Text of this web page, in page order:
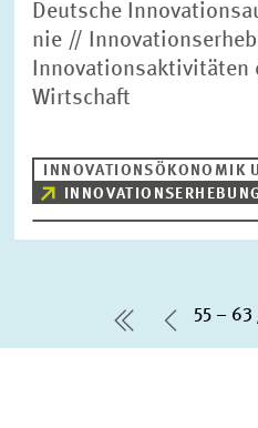
Deutsche
nie //
Innovationsaktivitäten
Wirtschaft
INNOVATIONSÖKONOMIK
erste Seite
55 – 63